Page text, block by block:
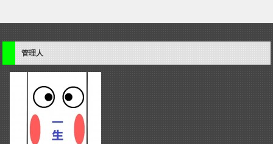
管理人